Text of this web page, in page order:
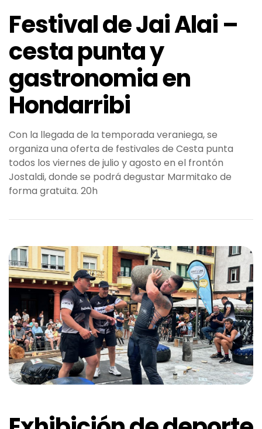
Festival de Jai Alai –
cesta punta y
gastronomia en
Hondarribi
Con la llegada de la temporada veraniega, se
organiza una oferta de festivales de Cesta punta
todos los viernes de julio y agosto en el frontón
Jostaldi, donde se podrá degustar Marmitako de
forma gratuita. 20h